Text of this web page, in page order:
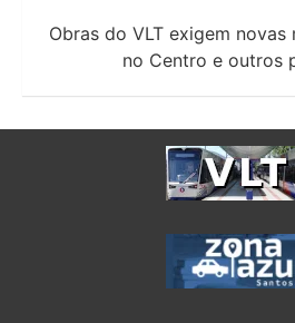
Obras do VLT exigem novas
no Centro e outros